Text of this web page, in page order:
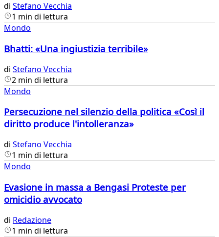
di Stefano Vecchia
1 min di lettura
Mondo
Bhatti: «Una ingiustizia terribile»
di Stefano Vecchia
2 min di lettura
Mondo
Persecuzione nel silenzio della politica «Così il
diritto produce l'intolleranza»
di Stefano Vecchia
1 min di lettura
Mondo
Evasione in massa a Bengasi Proteste per
omicidio avvocato
di Redazione
1 min di lettura